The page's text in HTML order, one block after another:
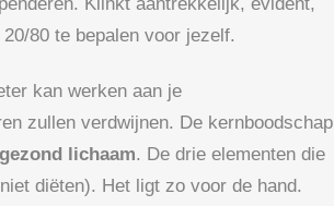
80 te bepalen voor jezelf.
kan werken aan je
zullen verdwijnen. De kernboodschap
lichaam. De drie elementen die
diëten). Het ligt zo voor de hand.